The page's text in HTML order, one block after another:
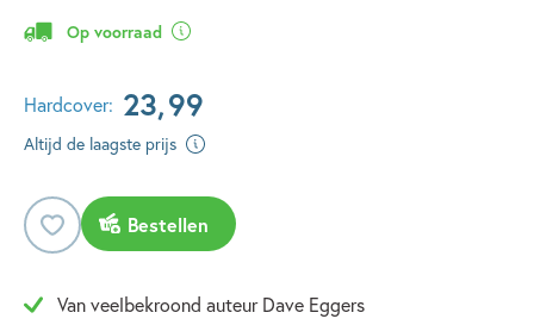
Op voorraad
Hardcover: 23,99
Altijd de laagste prijs
Bestellen
Van veelbekroond auteur Dave Eggers